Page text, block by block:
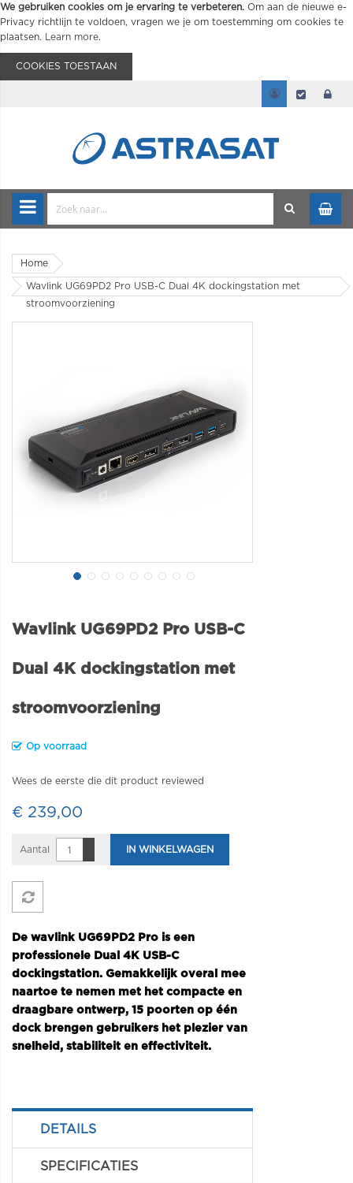
We gebruiken cookies om je ervaring te verbeteren. Om aan de nieuwe e-
Privacy richtlijn te voldoen, vragen we je om toestemming om cookies te
plaatsen.
Learn more.
COOKIES TOESTAAN
Home
Wavlink UG69PD2 Pro USB-C Dual 4K dockingstation met
stroomvoorziening
Wavlink UG69PD2 Pro USB-C
Dual 4K dockingstation met
stroomvoorziening
Op voorraad
Wees de eerste die dit product reviewed
€ 239,00
Aantal IN WINKELWAGEN
De wavlink UG69PD2 Pro is een
professionele Dual 4K USB-C
dockingstation. Gemakkelijk overal mee
naartoe te nemen met het compacte en
draagbare ontwerp, 15 poorten op één
dock brengen gebruikers het plezier van
snelheid, stabiliteit en effectiviteit.
DETAILS
SPECIFICATIES